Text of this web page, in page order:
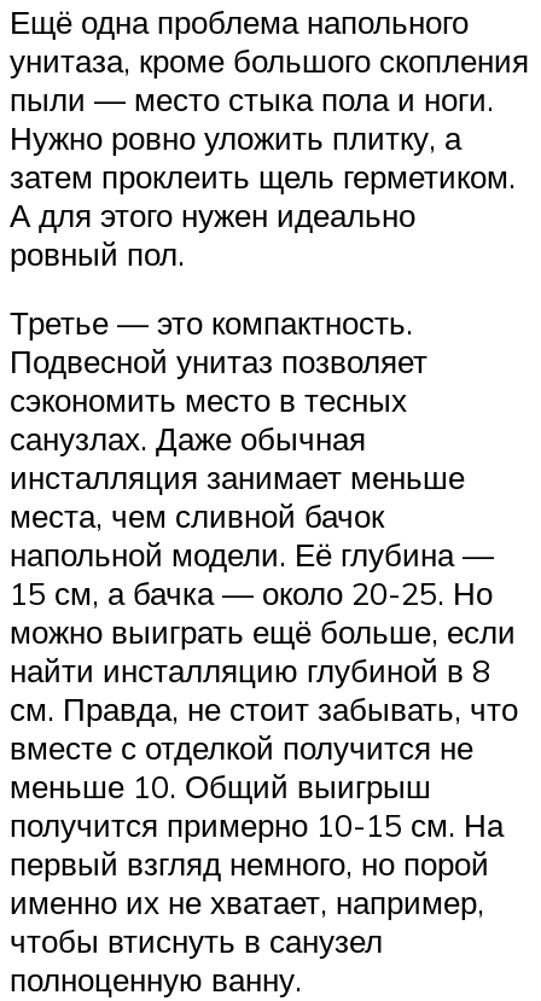
Ещё одна проблема напольного
унитаза, кроме большого скопления
пыли — место стыка пола и ноги.
Нужно ровно уложить плитку, а
затем проклеить щель герметиком.
А для этого нужен идеально
ровный пол.
Третье — это компактность.
Подвесной унитаз позволяет
сэкономить место в тесных
санузлах. Даже обычная
инсталляция занимает меньше
места, чем сливной бачок
напольной модели. Её глубина —
15 см, а бачка — около 20-25. Но
можно выиграть ещё больше, если
найти инсталляцию глубиной в 8
см. Правда, не стоит забывать, что
вместе с отделкой получится не
меньше 10. Общий выигрыш
получится примерно 10-15 см. На
первый взгляд немного, но порой
именно их не хватает, например,
чтобы втиснуть в санузел
полноценную ванну.